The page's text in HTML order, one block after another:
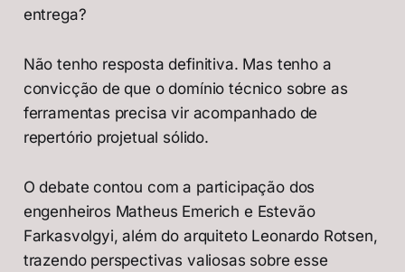
entrega?
Não tenho resposta definitiva. Mas tenho a
convicção de que o domínio técnico sobre as
ferramentas precisa vir acompanhado de
repertório projetual sólido.
O debate contou com a participação dos
engenheiros Matheus Emerich e Estevão
Farkasvolgyi, além do arquiteto Leonardo Rotsen,
trazendo perspectivas valiosas sobre esse